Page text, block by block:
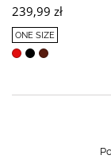
239,99 zł
ONE SIZE